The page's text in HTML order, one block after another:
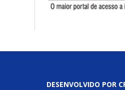
DESENVOLVIDO POR